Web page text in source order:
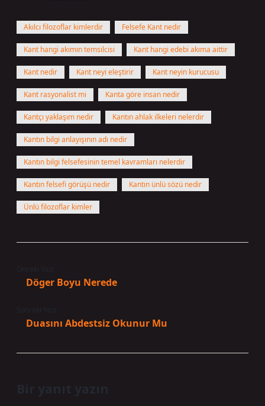
Akılcı filozoflar kimlerdir Felsefe Kant nedir
Kant hangi akımın temsilcisi Kant hangi edebi akıma aittir
Kant nedir Kant neyi eleştirir Kant neyin kurucusu
Kant rasyonalist mi Kanta göre insan nedir
Kantçı yaklaşım nedir Kantın ahlak ilkeleri nelerdir
Kantın bilgi anlayışının adı nedir
Kantın bilgi felsefesinin temel kavramları nelerdir
Kantın felsefi görüşü nedir Kantın ünlü sözü nedir
Ünlü filozoflar kimler
Döger Boyu Nerede
Duasını Abdestsiz Okunur Mu
Bir yanıt yazın